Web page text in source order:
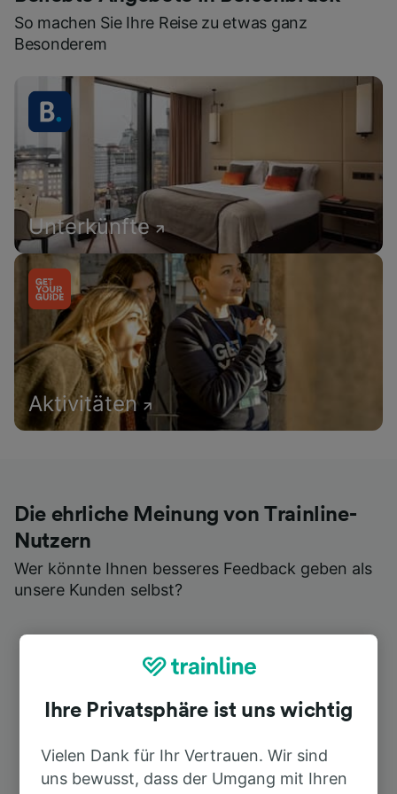
So machen Sie Ihre Reise zu etwas ganz
Besonderem
Unterkünfte
Aktivitäten
Die ehrliche Meinung von Trainline-
Nutzern
Wer könnte Ihnen besseres Feedback geben als
unsere Kunden selbst?
Ihre Privatsphäre ist uns wichtig
Vielen Dank für Ihr Vertrauen. Wir sind
uns bewusst, dass der Umgang mit Ihren